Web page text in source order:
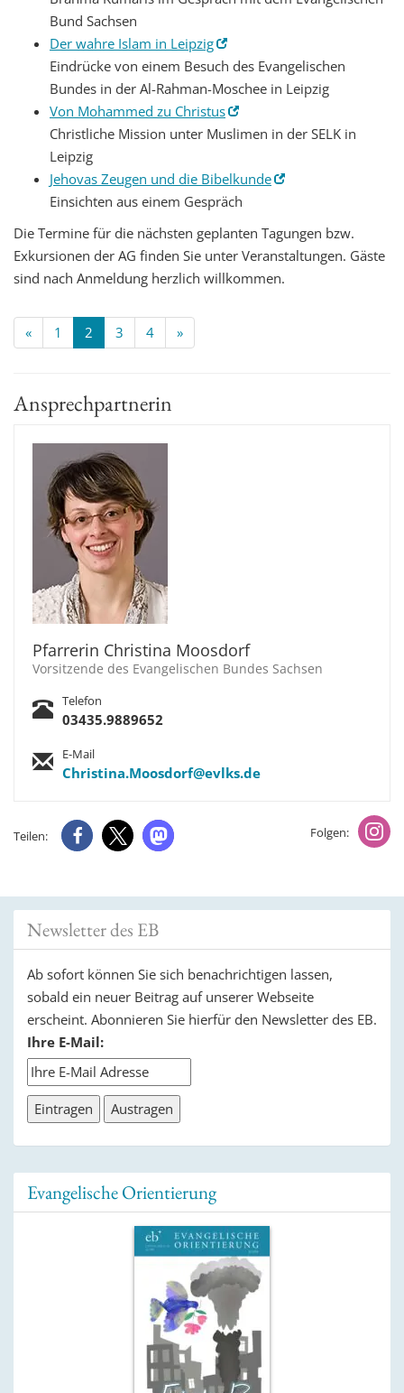
Bund Sachsen
Der wahre Islam in Leipzig
Eindrücke von einem Besuch des Evangelischen
Bundes in der Al-Rahman-Moschee in Leipzig
Von Mohammed zu Christus
Christliche Mission unter Muslimen in der SELK in
Leipzig
Jehovas Zeugen und die Bibelkunde
Einsichten aus einem Gespräch
Die Termine für die nächsten geplanten Tagungen bzw.
Exkursionen der AG finden Sie unter Veranstaltungen. Gäste
sind nach Anmeldung herzlich willkommen.
« 1 2 3 4 »
Ansprechpartnerin
Pfarrerin Christina Moosdorf
Vorsitzende des Evangelischen Bundes Sachsen
Telefon
03435.9889652
E-Mail
Christina.Moosdorf@evlks.de
Teilen: Folgen:
Newsletter des EB
Ab sofort können Sie sich benachrichtigen lassen,
sobald ein neuer Beitrag auf unserer Webseite
erscheint. Abonnieren Sie hierfür den Newsletter des EB.
Ihre E-Mail:
Evangelische Orientierung